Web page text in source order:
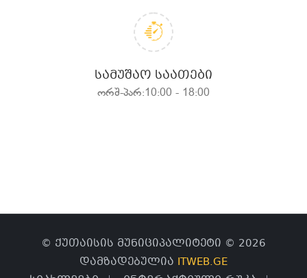
ᲡᲐᲛᲣᲨᲐᲝ ᲡᲐᲐᲗᲔᲑᲘ
ორშ-პარ:10:00 - 18:00
© ქუთაისის მუნიციპალიტეტი © 2026
დამზადებულია ITWEB.GE